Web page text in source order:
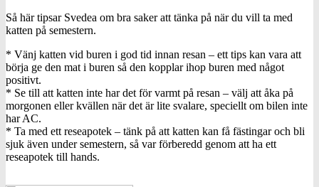
Så här tipsar Svedea om bra saker att tänka på när du vill ta med
katten på semestern.
* Vänj katten vid buren i god tid innan resan – ett tips kan vara att
börja ge den mat i buren så den kopplar ihop buren med något
positivt.
* Se till att katten inte har det för varmt på resan – välj att åka på
morgonen eller kvällen när det är lite svalare, speciellt om bilen inte
har AC.
* Ta med ett reseapotek – tänk på att katten kan få fästingar och bli
sjuk även under semestern, så var förberedd genom att ha ett
reseapotek till hands.